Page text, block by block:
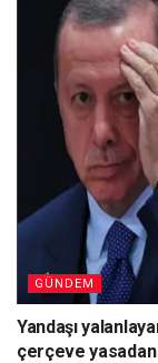
GÜNDEM
Yandaşı
çerçeve